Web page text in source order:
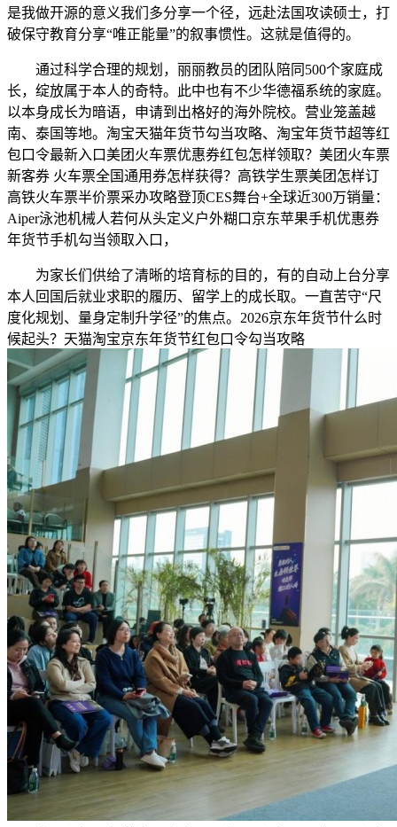
是我做开源的意义我们多分享一个径，远赴法国攻读硕士，打
破保守教育分享“唯正能量”的叙事惯性。这就是值得的。
通过科学合理的规划，丽丽教员的团队陪同500个家庭成
长，绽放属于本人的奇特。此中也有不少华德福系统的家庭。
以本身成长为暗语，申请到出格好的海外院校。营业笼盖越
南、泰国等地。淘宝天猫年货节勾当攻略、淘宝年货节超等红
包口令最新入口美团火车票优惠券红包怎样领取？美团火车票
新客券 火车票全国通用券怎样获得？高铁学生票美团怎样订
高铁火车票半价票采办攻略登顶CES舞台+全球近300万销量：
Aiper泳池机械人若何从头定义户外糊口京东苹果手机优惠券
年货节手机勾当领取入口，
为家长们供给了清晰的培育标的目的，有的自动上台分享
本人回国后就业求职的履历、留学上的成长取。一直苦守“尺
度化规划、量身定制升学径”的焦点。2026京东年货节什么时
候起头？天猫淘宝京东年货节红包口令勾当攻略